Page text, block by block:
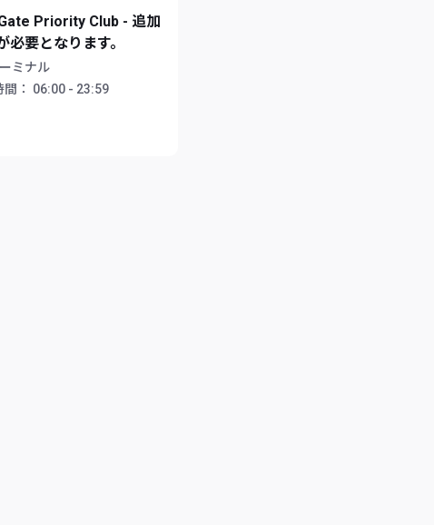
Priority Club - 追加
必要となります。
ミナル
：
06:00 - 23:59